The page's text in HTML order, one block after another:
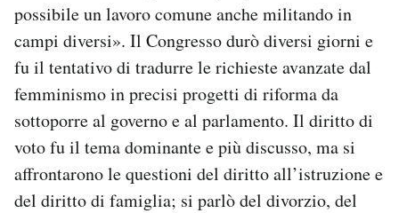
possibile un lavoro comune anche militando in
campi diversi». Il Congresso durò diversi giorni e
fu il tentativo di tradurre le richieste avanzate dal
femminismo in precisi progetti di riforma da
sottoporre al governo e al parlamento. Il diritto di
voto fu il tema dominante e più discusso, ma si
affrontarono le questioni del diritto all’istruzione e
del diritto di famiglia; si parlò del divorzio, del